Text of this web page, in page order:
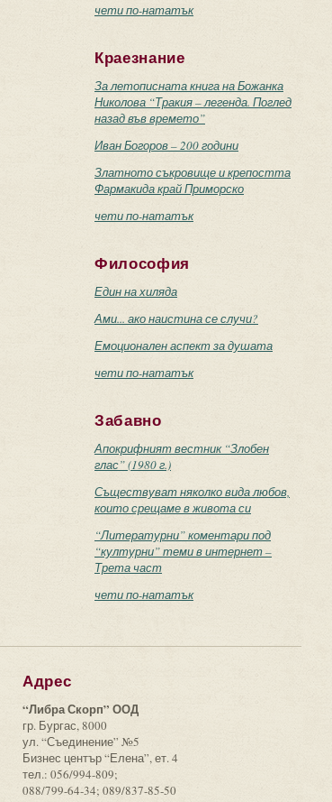
чети по-нататък
Краезнание
За летописната книга на Божанка
Николова “Тракия – легенда. Поглед
назад във времето”
Иван Богоров – 200 години
Златното съкровище и крепостта
Фармакида край Приморско
чети по-нататък
Философия
Един на хиляда
Ами... ако наистина се случи?
Емоционален аспект за душата
чети по-нататък
Забавно
Апокрифният вестник “Злобен
глас” (1980 г.)
Съществуват няколко вида любов,
които срещаме в живота си
“Литературни” коментари под
“културни” теми в интернет –
Трета част
чети по-нататък
Адрес
“Либра Скорп” ООД
гр. Бургас, 8000
ул. “Съединение” №5
Бизнес център “Елена”, ет. 4
тел.: 056/994-809;
088/799-64-34; 089/837-85-50